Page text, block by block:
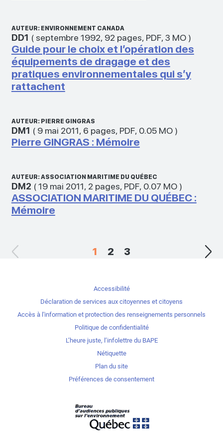
AUTEUR: ENVIRONNEMENT CANADA
DD1 ( septembre 1992, 92 pages, PDF, 3 MO)
Guide pour le choix et l’opération des
équipements de dragage et des
pratiques environnementales qui s’y
rattachent
AUTEUR: PIERRE GINGRAS
DM1 ( 9 mai 2011, 6 pages, PDF, 0.05 MO)
Pierre GINGRAS : Mémoire
AUTEUR: ASSOCIATION MARITIME DU QUÉBEC
DM2 (19 mai 2011, 2 pages, PDF, 0.07 MO)
ASSOCIATION MARITIME DU QUÉBEC :
Mémoire
1 2 3
Accessibilité
Déclaration de services aux citoyennes et citoyens
Accès à l'information et protection des renseignements personnels
Politique de confidentialité
L’heure juste, l’infolettre du BAPE
Nétiquette
Plan du site
Préférences de consentement